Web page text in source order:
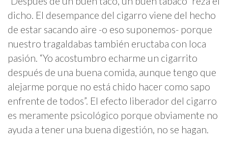
dicho. El desempance del cigarro viene del hecho
de estar sacando aire -o eso suponemos- porque
nuestro tragaldabas también eructaba con loca
pasión. “Yo acostumbro echarme un cigarrito
después de una buena comida, aunque tengo que
alejarme porque no está chido hacer como sapo
enfrente de todos”. El efecto liberador del cigarro
es meramente psicológico porque obviamente no
ayuda a tener una buena digestión, no se hagan.